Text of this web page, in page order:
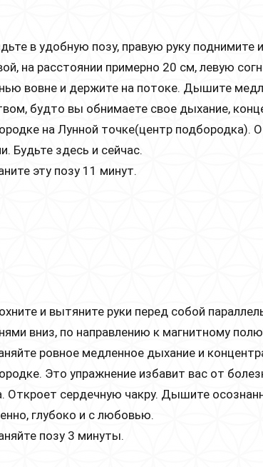
в удобную позу, правую руку поднимите
на расстоянии примерно 20 см, левую
вовне и держите на потоке. Дышите
будто вы обнимаете свое дыхание,
на Лунной точке(центр подбородка).
Будьте здесь и сейчас.
эту позу 11 минут.
и вытяните руки перед собой
вниз, по направлению к магнитному
ровное медленное дыхание и
Это упражнение избавит вас от
Откроет сердечную чакру. Дышите
глубоко и с любовью.
позу 3 минуты.